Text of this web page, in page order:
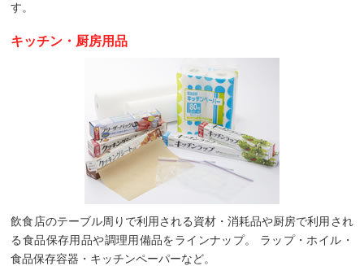
す。
キッチン・厨房用品
飲食店のテーブル周りで利用される資材・消耗品や厨房で利用され
る食品保存用品や調理用備品をラインナップ。 ラップ・ホイル・
食品保存容器・キッチンペーパーなど。